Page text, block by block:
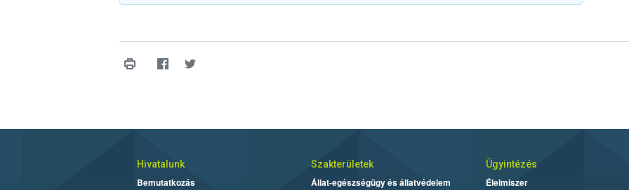
Hivatalunk
Bemutatkozás
Szakterületek
Állat-egészségügy és állatvédelem
Ügyintézés
Élelmiszer